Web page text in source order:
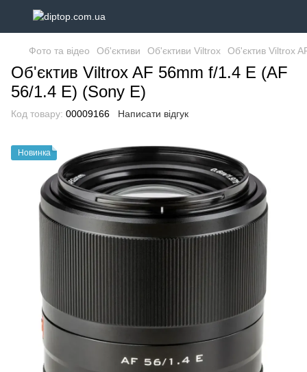
Фото та відео Об'єктиви Об'єктиви Viltrox Об'єктив Viltrox
Об'єктив Viltrox AF 56mm f/1.4 E (AF
56/1.4 E) (Sony E)
Код товару: 00009166 Написати відгук
Новинка